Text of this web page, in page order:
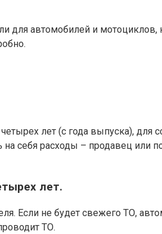
для автомобилей и
лет (с года выпуска), для
себя расходы – продавец или
лет.
Если не будет свежего ТО,
ТО.